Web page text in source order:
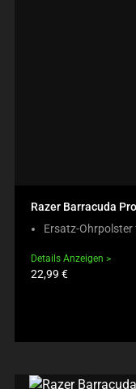
Razer Barracuda
Ersatz-
Details Anzeigen
Produktpreis:
22,99 €